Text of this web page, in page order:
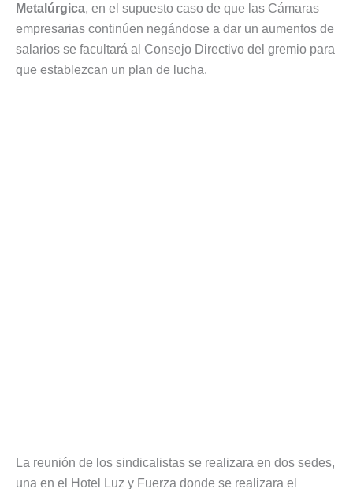
Metalúrgica, en el supuesto caso de que las Cámaras
empresarias continúen negándose a dar un aumentos de
salarios se facultará al Consejo Directivo del gremio para
que establezcan un plan de lucha.
La reunión de los sindicalistas se realizara en dos sedes,
una en el Hotel Luz y Fuerza donde se realizara el